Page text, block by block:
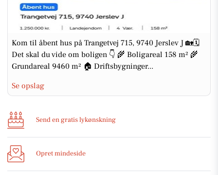
Kom til åbent hus på Trangetvej 715, 9740 Jerslev J 🏡🗓️
Det skal du vide om boligen 👇 🌾 Boligareal 158 m² 🌾
Grundareal 9460 m² 🏠 Driftsbygninger...
Se opslag
Send en gratis lykønskning
Opret mindeside